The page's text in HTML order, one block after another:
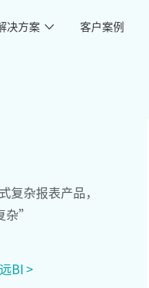
决方案 客户案例
杂报表产品，
杂”
BI >